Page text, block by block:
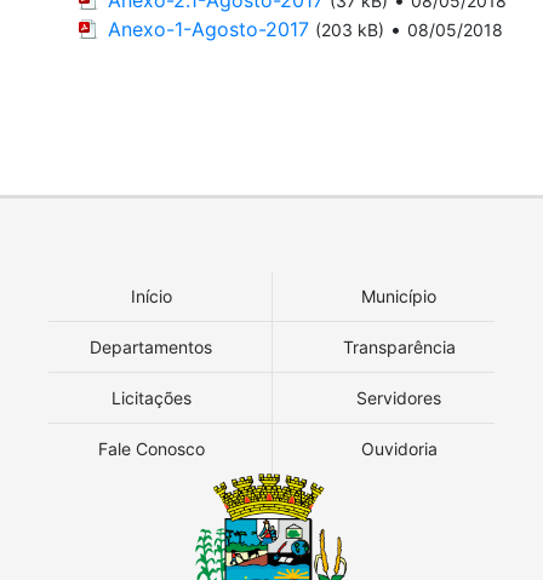
Anexo-1-Agosto-2017 (203 kB) • 08/05/2018
Início Município
Departamentos Transparência
Licitações Servidores
Fale Conosco Ouvidoria